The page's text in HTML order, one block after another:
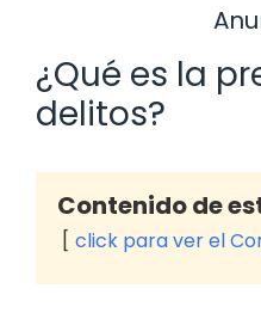
¿Qué es la
delitos?
Contenido de
click para ver el